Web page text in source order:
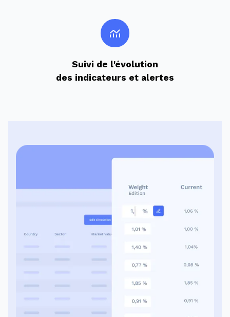
Suivi de l'évolution
des indicateurs et alertes